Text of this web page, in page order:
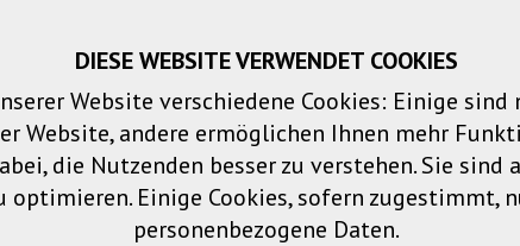
Warenkorb Merklisten Login
Produkte Lösungen
DIESE WEBSITE VERWENDET COOKIES
Website verschiedene Cookies: Einige
Website, andere ermöglichen Ihnen mehr
die Nutzenden besser zu verstehen. Sie sind
optimieren. Einige Cookies, sofern zugestimmt,
personenbezogene Daten.